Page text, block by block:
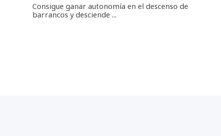
Consigue ganar autonomía en el descenso de
barrancos y desciende ...